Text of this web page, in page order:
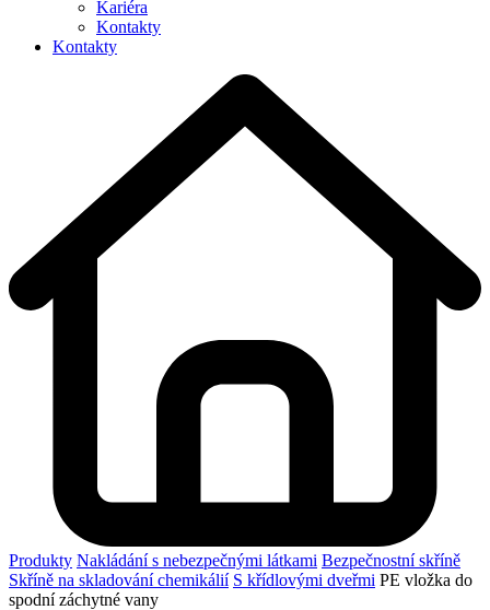
Kariéra
Kontakty
Kontakty
Produkty Nakládání s nebezpečnými látkami Bezpečnostní skříně
Skříně na skladování chemikálií S křídlovými dveřmi PE vložka do
spodní záchytné vany